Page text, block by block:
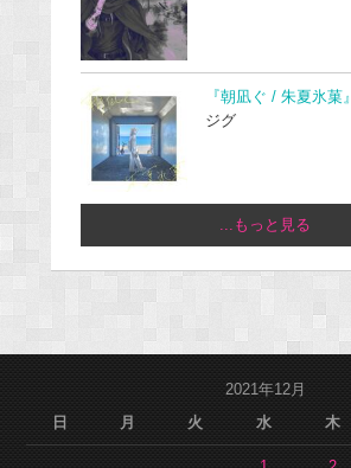
『朝凪ぐ / 朱夏氷菓』
ジグ
...もっと見る
2021年12月
日
月 火 水 木